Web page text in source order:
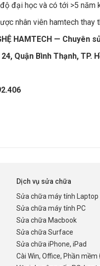
đại học và có tới >5 năm
nhân viên hamtech thay
HAMTECH —
Quận Bình Thạnh, TP.
Dịch vụ sửa chữa
Sửa chữa máy tính Laptop
Sửa chữa máy tính PC
Sửa chữa Macbook
Sửa chữa Surface
Sửa chữa iPhone, iPad
Cài Win, Office, Phần mềm